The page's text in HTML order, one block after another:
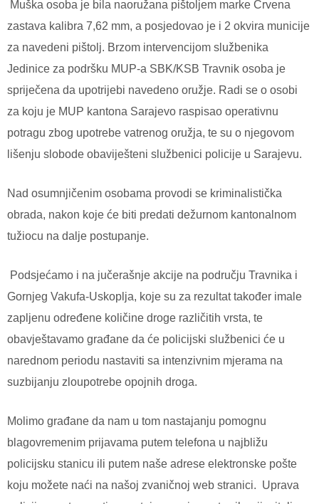
Muška osoba je bila naoružana pištoljem marke Crvena
zastava kalibra 7,62 mm, a posjedovao je i 2 okvira municije
za navedeni pištolj. Brzom intervencijom službenika
Jedinice za podršku MUP-a SBK/KSB Travnik osoba je
spriječena da upotrijebi navedeno oružje. Radi se o osobi
za koju je MUP kantona Sarajevo raspisao operativnu
potragu zbog upotrebe vatrenog oružja, te su o njegovom
lišenju slobode obaviješteni službenici policije u Sarajevu.
Nad osumnjičenim osobama provodi se kriminalistička
obrada, nakon koje će biti predati dežurnom kantonalnom
tužiocu na dalje postupanje.
Podsjećamo i na jučerašnje akcije na području Travnika i
Gornjeg Vakufa-Uskoplja, koje su za rezultat također imale
zapljenu određene količine droge različitih vrsta, te
obavještavamo građane da će policijski službenici će u
narednom periodu nastaviti sa intenzivnim mjerama na
suzbijanju zloupotrebe opojnih droga.
Molimo građane da nam u tom nastajanju pomognu
blagovremenim prijavama putem telefona u najbližu
policijsku stanicu ili putem naše adrese elektronske pošte
koju možete naći na našoj zvaničnoj web stranici. Uprava